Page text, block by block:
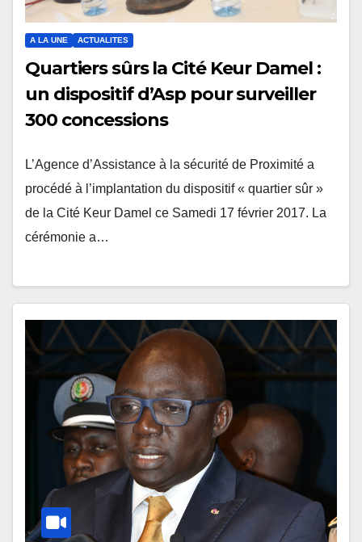
A LA UNE ACTUALITES
Quartiers sûrs la Cité Keur Damel :
un dispositif d’Asp pour surveiller
300 concessions
L’Agence d’Assistance à la sécurité de Proximité a
procédé à l’implantation du dispositif « quartier sûr »
de la Cité Keur Damel ce Samedi 17 février 2017. La
cérémonie a…